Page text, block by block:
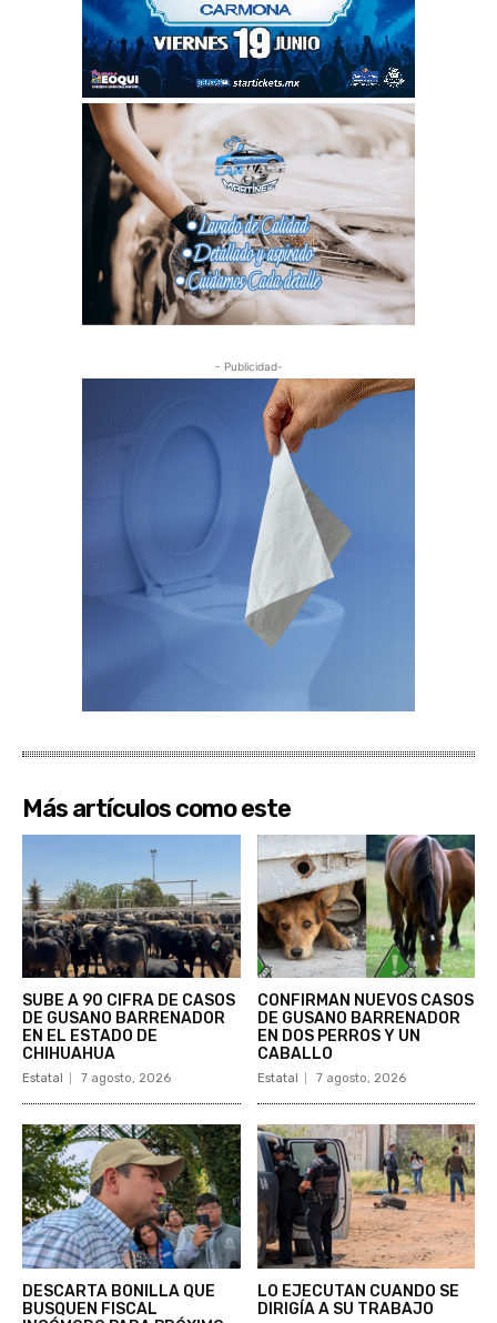
- Publicidad-
Más artículos como este
SUBE A 90 CIFRA DE CASOS
DE GUSANO BARRENADOR
EN EL ESTADO DE
CHIHUAHUA
Estatal 7 agosto, 2026
CONFIRMAN NUEVOS CASOS
DE GUSANO BARRENADOR
EN DOS PERROS Y UN
CABALLO
Estatal 7 agosto, 2026
DESCARTA BONILLA QUE
BUSQUEN FISCAL
LO EJECUTAN CUANDO SE
DIRIGÍA A SU TRABAJO